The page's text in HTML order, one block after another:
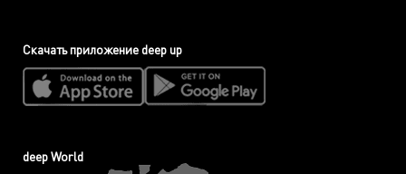
Скачать приложение deep up
deep World